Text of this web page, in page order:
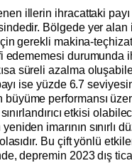
illerin ihracattaki payı
Bölgede yer alan
gerekli makina-
edememesi durumunda
süreli azalma
ise yüzde 6.7
büyüme performansı
etkisi
imarının sınırlı
Bu çift yönlü
depremin 2023 dış